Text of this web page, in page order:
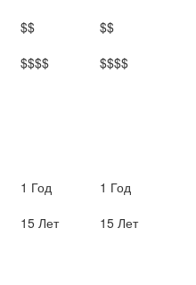
$$
$$
$$$$
$$$$
1 Год
1 Год
15 Лет
15 Лет